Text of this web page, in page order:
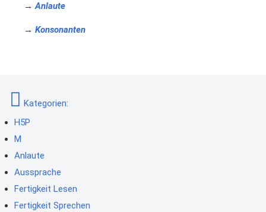
→Anlaute
→ Konsonanten
Kategorien:
H5P
M
Anlaute
Aussprache
Fertigkeit Lesen
Fertigkeit Sprechen